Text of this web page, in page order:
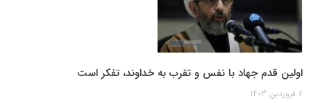
اولین قدم جهاد با نفس و تقرب به خداوند، تفکر است
6 فروردین 1403